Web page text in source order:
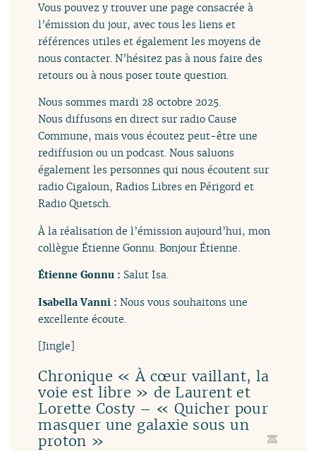
Vous pouvez y trouver une page consacrée à
l’émission du jour, avec tous les liens et
références utiles et également les moyens de
nous contacter. N’hésitez pas à nous faire des
retours ou à nous poser toute question.
Nous sommes mardi 28 octobre 2025.
Nous diffusons en direct sur radio Cause
Commune, mais vous écoutez peut-être une
rediffusion ou un podcast. Nous saluons
également les personnes qui nous écoutent sur
radio Cigaloun, Radios Libres en Périgord et
Radio Quetsch.
À la réalisation de l’émission aujourd’hui, mon
collègue Étienne Gonnu. Bonjour Étienne.
Étienne Gonnu : Salut Isa.
Isabella Vanni :Nous vous souhaitons une
excellente écoute.
[Jingle]
Chronique « À cœur vaillant, la
voie est libre » de Laurent et
Lorette Costy – « Quicher pour
masquer une galaxie sous un
proton »